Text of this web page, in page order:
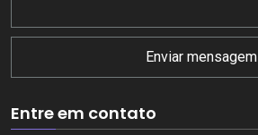
Enviar mensagem
Entre em contato